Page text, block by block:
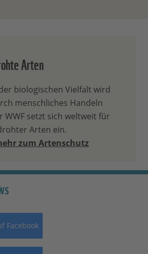
Arten
biologischen Vielfalt wird
menschliches Handeln
WWF setzt sich weltweit für
Arten ein.
zum Artenschutz
Facebook